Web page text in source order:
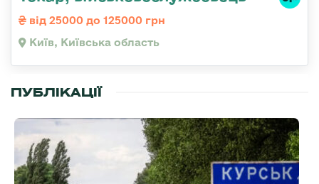
від 25000 до 125000 грн
Київ, Київська область
ПУБЛІКАЦІЇ